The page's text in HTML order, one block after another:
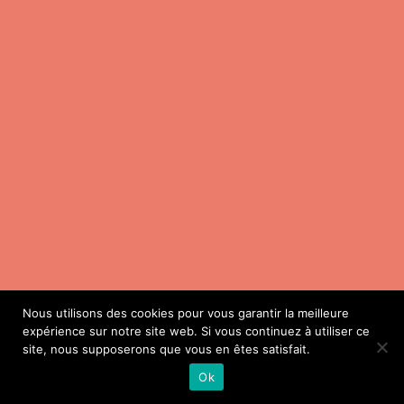
Nous utilisons des cookies pour vous garantir la meilleure
expérience sur notre site web. Si vous continuez à utiliser ce
site, nous supposerons que vous en êtes satisfait.
Ok